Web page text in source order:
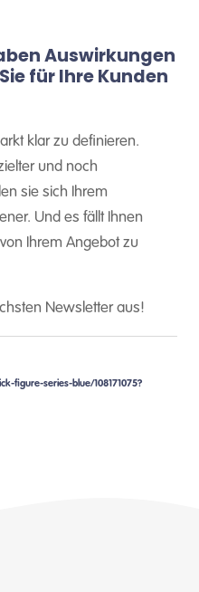
Auswirkungen
für Ihre Kunden
klar zu definieren.
und noch
sie sich Ihrem
Und es fällt Ihnen
Ihrem Angebot zu
Newsletter aus!
figure-series-blue/108171075?